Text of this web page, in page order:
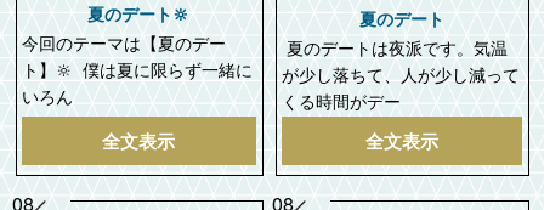
夏のデート🔆
今回のテーマは【夏のデー
ト】🔆 僕は夏に限らず一緒に
いろん
全文表示
夏のデート
夏のデートは夜派です。気温
が少し落ちて、人が少し減って
くる時間がデー
全文表示
08 08